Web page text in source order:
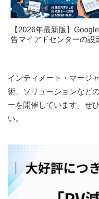
【2026年最新版】
告マイアドセンターの設
インティメート・マージ
術、ソリューションなど
ーを開催しています。ぜ
い。